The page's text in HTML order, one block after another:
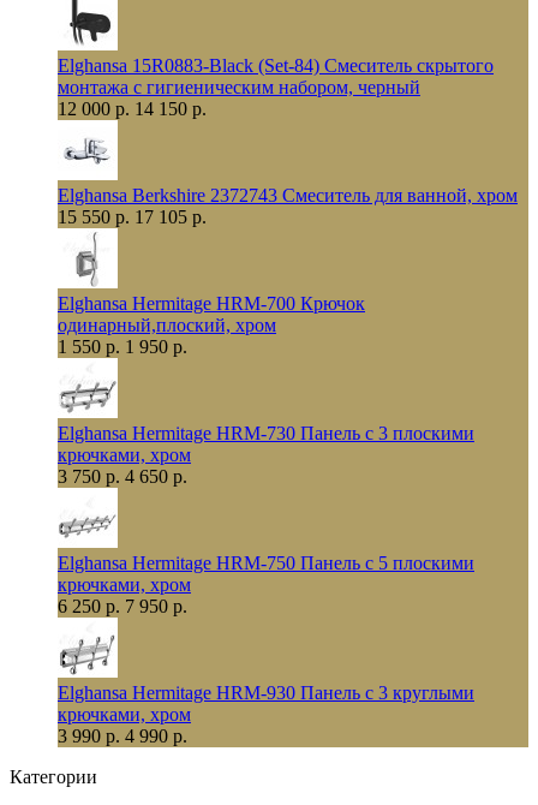
Elghansa 15R0883-Black (Set-84) Смеситель скрытого
монтажа с гигиеническим набором, черный
12 000 р. 14 150 р.
Elghansa Berkshire 2372743 Смеситель для ванной, хром
15 550 р. 17 105 р.
Elghansa Hermitage HRM-700 Крючок
одинарный,плоский, хром
1 550 р. 1 950 р.
Elghansa Hermitage HRM-730 Панель с 3 плоскими
крючками, хром
3 750 р. 4 650 р.
Elghansa Hermitage HRM-750 Панель с 5 плоскими
крючками, хром
6 250 р. 7 950 р.
Elghansa Hermitage HRM-930 Панель с 3 круглыми
крючками, хром
3 990 р. 4 990 р.
Категории